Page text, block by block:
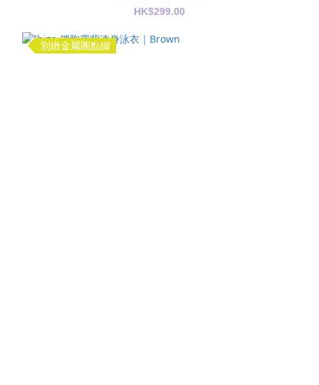
HK$299.00
別緻金屬圈點綴